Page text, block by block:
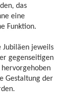
das
eine
Funktion.
Jubiläen jeweils
gegenseitigen
Gestaltung der